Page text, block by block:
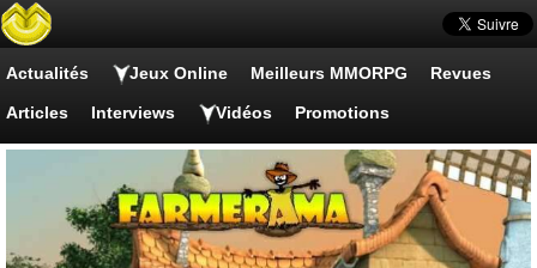
Actualités Jeux Online Meilleurs MMORPG Revues
Articles Interviews Vidéos Promotions